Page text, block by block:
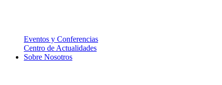
Eventos y Conferencias
Centro de Actualidades
Sobre Nosotros